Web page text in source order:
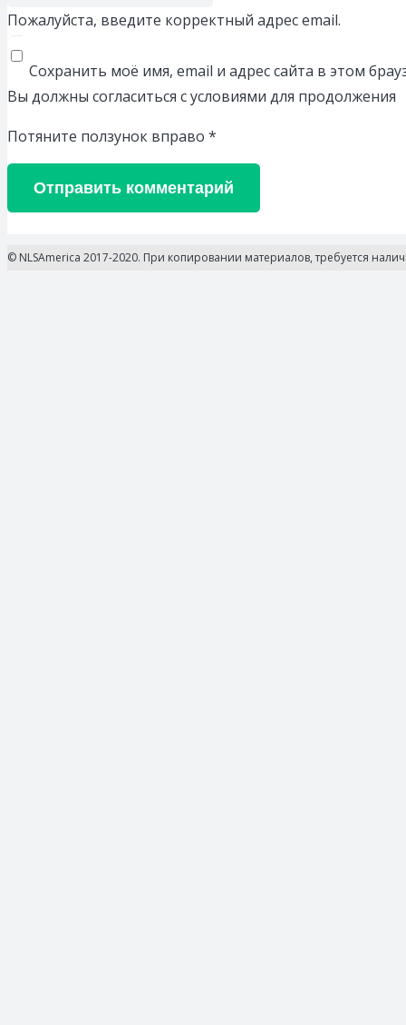
Пожалуйста, введите корректный адрес email.
Сохранить моё имя, email и адрес сайта в этом
Вы должны согласиться с условиями для продолжения
Потяните ползунок вправо *
Отправить комментарий
© NLSAmerica 2017-2020. При копировании материалов, требуется